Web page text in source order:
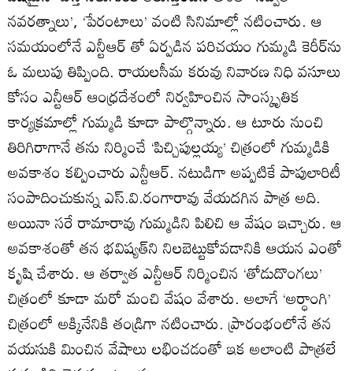
నవరత్నాలు’, ‘పేరంటాలు’ వంటి సినిమాల్లో నటించారు. ఆ
సమయంలోనే ఎన్టీఆర్‌ తో ఏర్పడిన పరిచయం గుమ్మడి కెరీర్‌ను
ఓ మలుపు తిప్పింది. రాయలసీమ కరువు నివారణ నిధి వసూలు
కోసం ఎన్టీఆర్‌ ఆంధ్రదేశంలో నిర్వహించిన సాంస్కృతిక
కార్యక్రమాల్లో గుమ్మడి కూడా పాల్గొన్నారు. ఆ టూరు నుంచి
తిరిగిరాగానే తను నిర్మించే ‘పిచ్చిపుల్లయ్య’ చిత్రంలో గుమ్మడికి
అవకాశం కల్పించారు ఎన్టీఆర్‌. నటుడిగా అప్పటికే పాపులారిటీ
సంపాదించుకున్న ఎస్‌.వి.రంగారావు వేయదగిన పాత్ర అది.
అయినా సరే రామారావు గుమ్మడిని పిలిచి ఆ వేషం ఇచ్చారు. ఆ
అవకాశంతో తన భవిష్యత్‌ని నిలబెట్టుకోవడానికి ఆయన ఎంతో
కృషి చేశారు. ఆ తర్వాత ఎన్టీఆర్‌ నిర్మించిన ‘తోడుదొంగలు’
చిత్రంలో కూడా మరో మంచి వేషం వేశారు. అలాగే ‘అర్ధాంగి’
చిత్రంలో అక్కినేనికి తండ్రిగా నటించారు. ప్రారంభంలోనే తన
వయసుకి మించిన వేషాలు లభించడంతో ఇక అలాంటి పాత్రలే